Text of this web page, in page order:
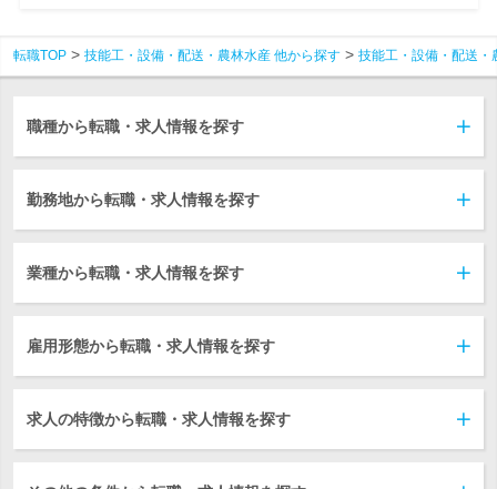
転職TOP 技能工・設備・配送・農林水産 他から探す 技能工・設備・配送・
職種から転職・求人情報を探す
勤務地から転職・求人情報を探す
業種から転職・求人情報を探す
雇用形態から転職・求人情報を探す
求人の特徴から転職・求人情報を探す